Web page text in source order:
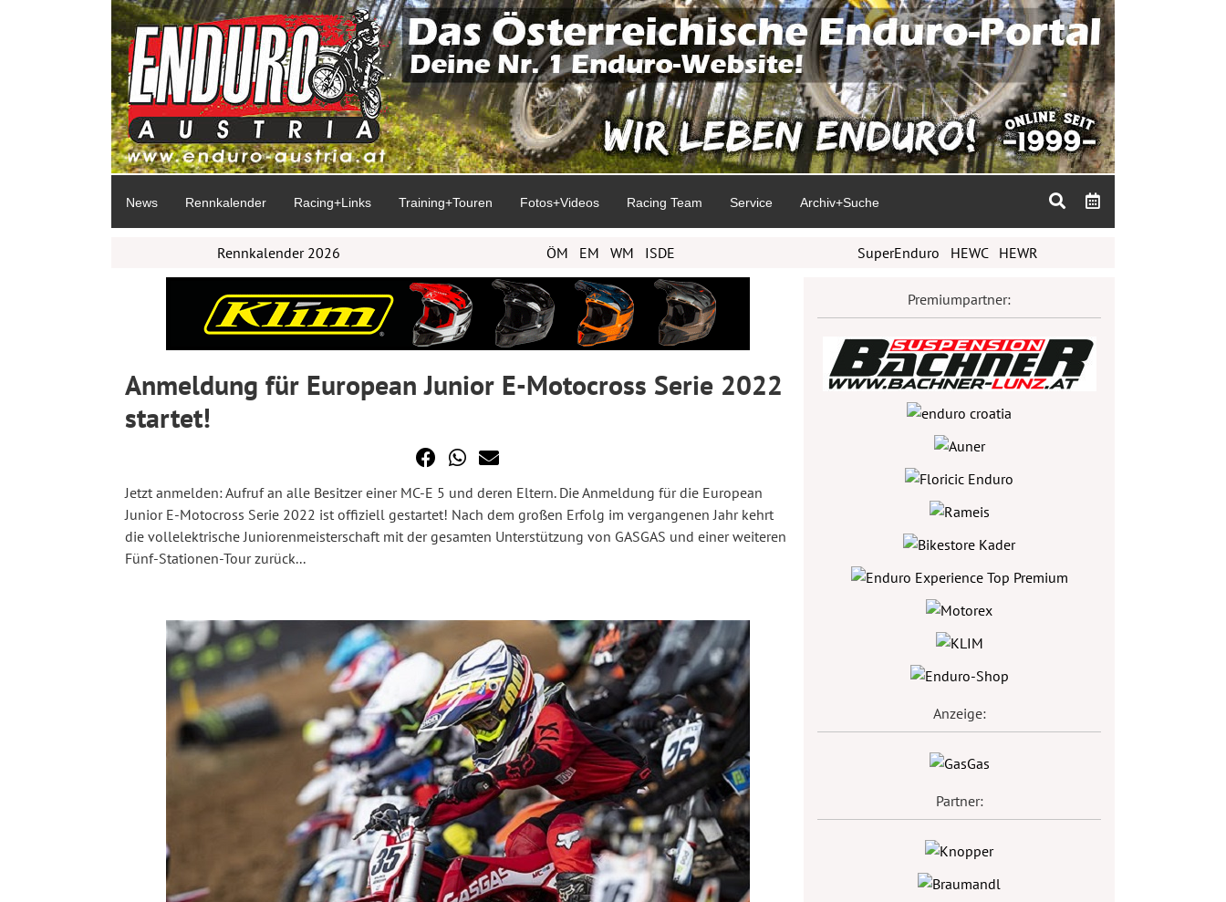
News Rennkalender Racing+Links Training+Touren Fotos+Videos Racing Team Service Archiv+Suche
Rennkalender 2026 ÖM EM WM ISDE SuperEnduro HEWC HEWR
Anmeldung für European Junior E-Motocross Serie 2022
startet!
Jetzt anmelden: Aufruf an alle Besitzer einer MC-E 5 und deren Eltern. Die Anmeldung für die European
Junior E-Motocross Serie 2022 ist offiziell gestartet! Nach dem großen Erfolg im vergangenen Jahr kehrt
die vollelektrische Juniorenmeisterschaft mit der gesamten Unterstützung von GASGAS und einer weiteren
Fünf-Stationen-Tour zurück...
Premiumpartner:
Anzeige:
Partner: